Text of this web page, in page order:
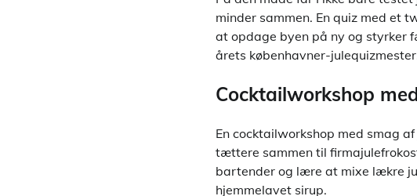
minder sammen. En quiz med et
at opdage byen på ny og styrker
årets københavner-
Cocktailworkshop
En cocktailworkshop med smag
tættere sammen til
bartender og lære at mixe lækre
hjemmelavet sirup.